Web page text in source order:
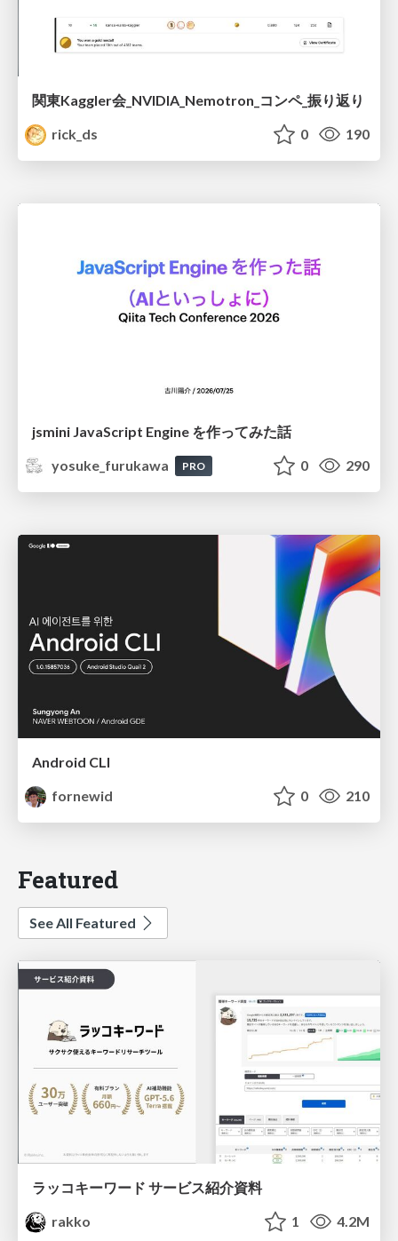
関東Kaggler会_NVIDIA_Nemotron_コンペ_振り返り
rick_ds
0 190
jsmini JavaScript Engine を作ってみた話
yosuke_furukawa
PRO 0 290
Android CLI
fornewid
0 210
Featured
See All Featured
ラッコキーワード サービス紹介資料
rakko
1 4.2M